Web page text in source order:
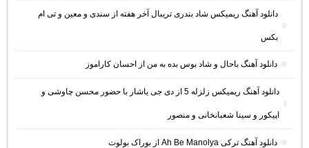
دانلود آهنگ ریمیکس شاد بندری تریبال آخر هفته از سندی و معین و تی ام
بکس
دانلود آهنگ باحال و شاد بوس بده به من از احسان کاراموز
دانلود آهنگ ریمیکس زلزله 5 از دی جی یاشار با حضور محسن چاوشی و
اپیکور و سینا شعبانخانی و منصور
دانلود آهنگ ترکی Ah Be Manolya از بوراک بولوت